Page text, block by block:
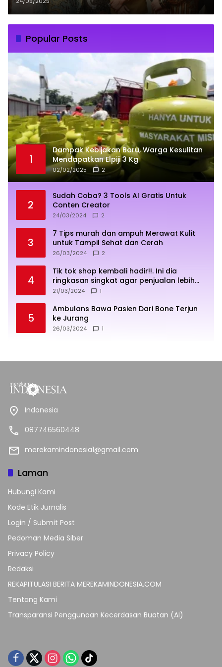
Popular Posts
1
Dampak Kebijakan Baru, Warga Kesulitan
Mendapatkan Elpiji 3 Kg
02/02/2025 2
2
Sudah Coba? 3 Tools AI Gratis Untuk
Conten Creator
24/03/2024 2
3
7 Tips murah dan ampuh Merawat Kulit
untuk Tampil Sehat dan Cerah
26/03/2024 2
4
Tik tok shop kembali hadir!!. Ini dia
ringkasan singkat agar penjualan lebih
sukses
21/03/2024 1
5
Ambulans Bawa Pasien Dari Bone Terjun
ke Jurang
26/03/2024 1
Indonesia
087746560448
merekamindonesia1@gmail.com
Laman
Hubungi Kami
Kode Etik Jurnalis
Login / Submit Post
Pedoman Media Siber
Privacy Policy
Redaksi
REKAPITULASI BERITA MEREKAMINDONESIA.COM
Tentang Kami
Transparansi Penggunaan Kecerdasan Buatan (AI)